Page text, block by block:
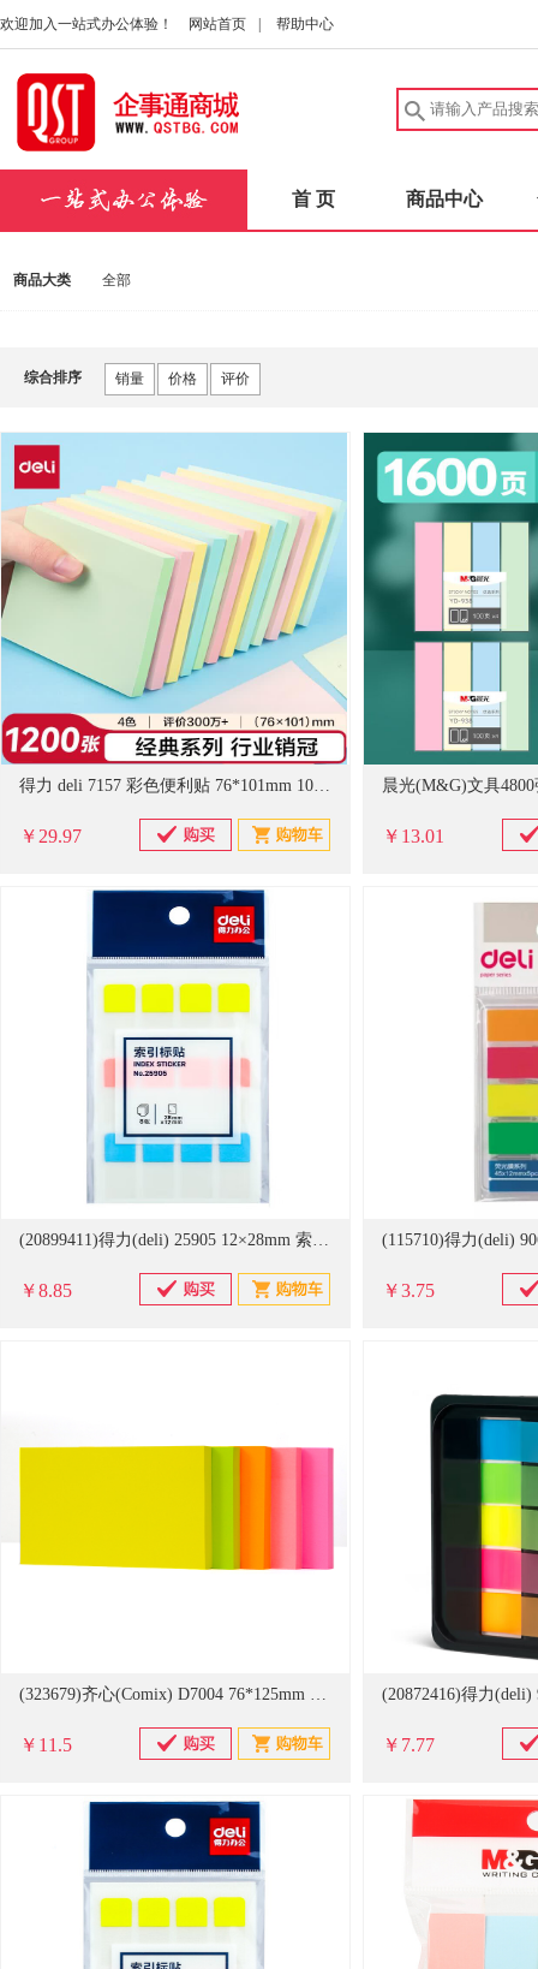
欢迎加入一站式办公体验！ 网站首页 帮助中心
首 页 商品中心
商品大类 全部
综合排序 销量 价格 评价
得力 deli 7157 彩色便利贴 76*101mm 100张/本 12本/装
￥29.97 ￥13.01
(20899411)得力(deli) 25905 12×28mm 索引标贴(单位：包)
￥8.85
(115710)得力(deli)
￥3.75
(323679)齐心(Comix) D7004 76*125mm 荧光纸易事贴 配色(单位：盒)
￥11.5 ￥7.77